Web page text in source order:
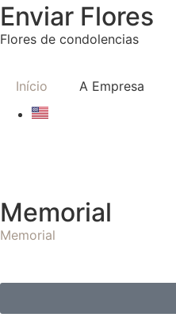
Enviar Flores
Flores de condolencias
Início A Empresa
Memorial
Memorial